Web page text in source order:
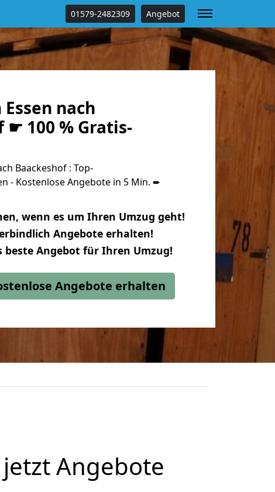
01579-2482309 Angebot
nach
☛ 100 % Gratis-
Baackeshof : Top-
- Kostenlose Angebote in 5 Min. ➨
wenn es um Ihren Umzug geht!
Angebote erhalten!
beste Angebot für Ihren Umzug!
Angebote erhalten
Angebote